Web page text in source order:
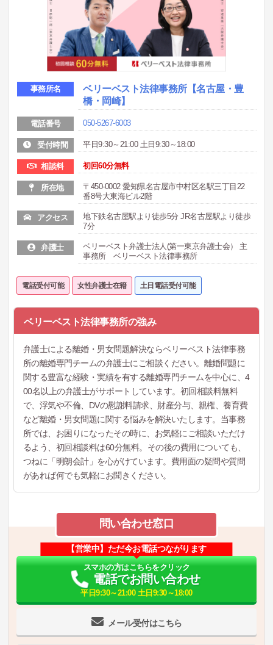
事務所名 ベリーベスト法律事務所【名古屋・豊
橋・岡崎】
電話番号 050-5267-6003
受付時間 平日9:30～21:00 土日9:30～18:00
相談料 初回60分無料
所在地
〒450-0002 愛知県名古屋市中村区名駅三丁目22
番8号大東海ビル2階
アクセス
地下鉄名古屋駅より徒歩5分 JR名古屋駅より徒歩
7分
弁護士
ベリーベスト弁護士法人(第一東京弁護士会） 主
事務所 ベリーベスト法律事務所
電話受付可能 女性弁護士在籍 土日電話受付可能
ベリーベスト法律事務所の強み
弁護士による離婚・男女問題解決ならベリーベスト法律事務
所の離婚専門チームの弁護士にご相談ください。離婚問題に
関する豊富な経験・実績を有する離婚専門チームを中心に、4
00名以上の弁護士がサポートしています。初回相談料無料
で、浮気や不倫、DVの慰謝料請求、財産分与、親権、養育費
など離婚・男女問題に関する悩みを解決いたします。当事務
所では、お困りになったその時に、お気軽にご相談いただけ
るよう、初回相談料は60分無料。その後の費用についても、
つねに「明朗会計」を心がけています。費用面の疑問や質問
があれば何でも気軽にお聞きください。
問い合わせ窓口
メール受付はこちら
【営業中】ただ今お電話つながります
スマホの方はこちらをクリック
電話でお問い合わせ
平日9:30～21:00 土日9:30～18:00